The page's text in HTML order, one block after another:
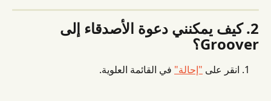
2. كيف يمكنني دعوة الأصدقاء إلى
Groover؟
انقر على "إحالة" في القائمة العلوية.